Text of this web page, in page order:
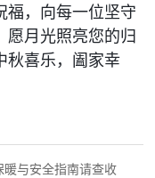
福，向每一位坚守
愿月光照亮您的归
秋喜乐，阖家幸
与安全指南请查收